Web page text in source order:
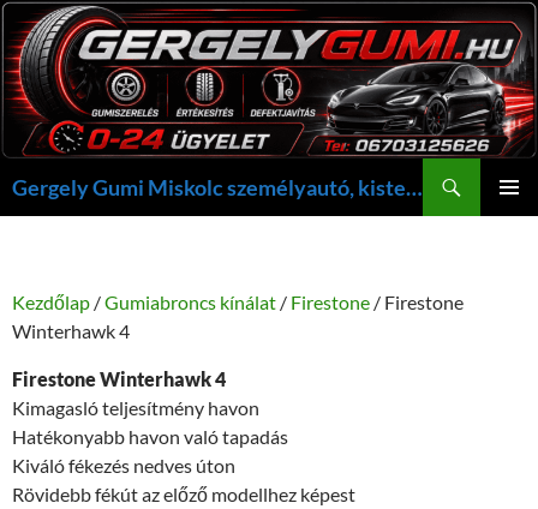
Kilépés
a
tartalomba
Gergely Gumi Miskolc személyautó, kisteherautó gumi szerelés javítás +36703125626 NON-STOP ügyelet, gergelygumi@gergelygumi.hu
Kezdőlap /Gumiabroncs kínálat / Firestone / Firestone
Winterhawk 4
Firestone Winterhawk 4
Kimagasló teljesítmény havon
Hatékonyabb havon való tapadás
Kiváló fékezés nedves úton
Rövidebb fékút az előző modellhez képest